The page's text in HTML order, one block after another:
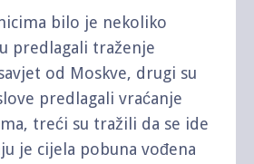
bilo je nekoliko
predlagali traženje
od Moskve, drugi su
predlagali vraćanje
treći su tražili da se ide
je cijela pobuna vođena